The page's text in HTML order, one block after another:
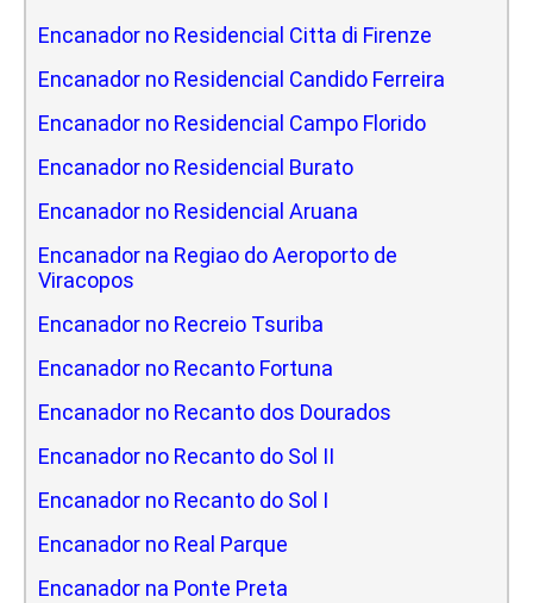
Encanador no Residencial Citta di Firenze
Encanador no Residencial Candido Ferreira
Encanador no Residencial Campo Florido
Encanador no Residencial Burato
Encanador no Residencial Aruana
Encanador na Regiao do Aeroporto de
Viracopos
Encanador no Recreio Tsuriba
Encanador no Recanto Fortuna
Encanador no Recanto dos Dourados
Encanador no Recanto do Sol II
Encanador no Recanto do Sol I
Encanador no Real Parque
Encanador na Ponte Preta